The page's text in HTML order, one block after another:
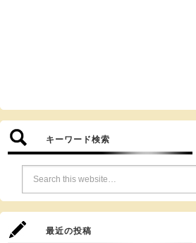
キーワード検索
最近の投稿